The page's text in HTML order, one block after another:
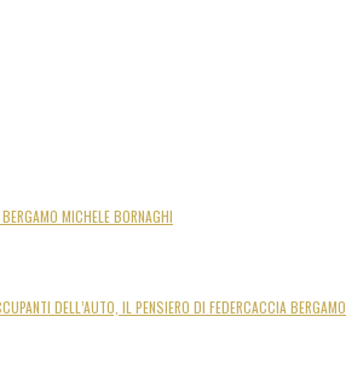
MICHELE BORNAGHI
DELL’AUTO, IL PENSIERO DI FEDERCACCIA BERGAMO